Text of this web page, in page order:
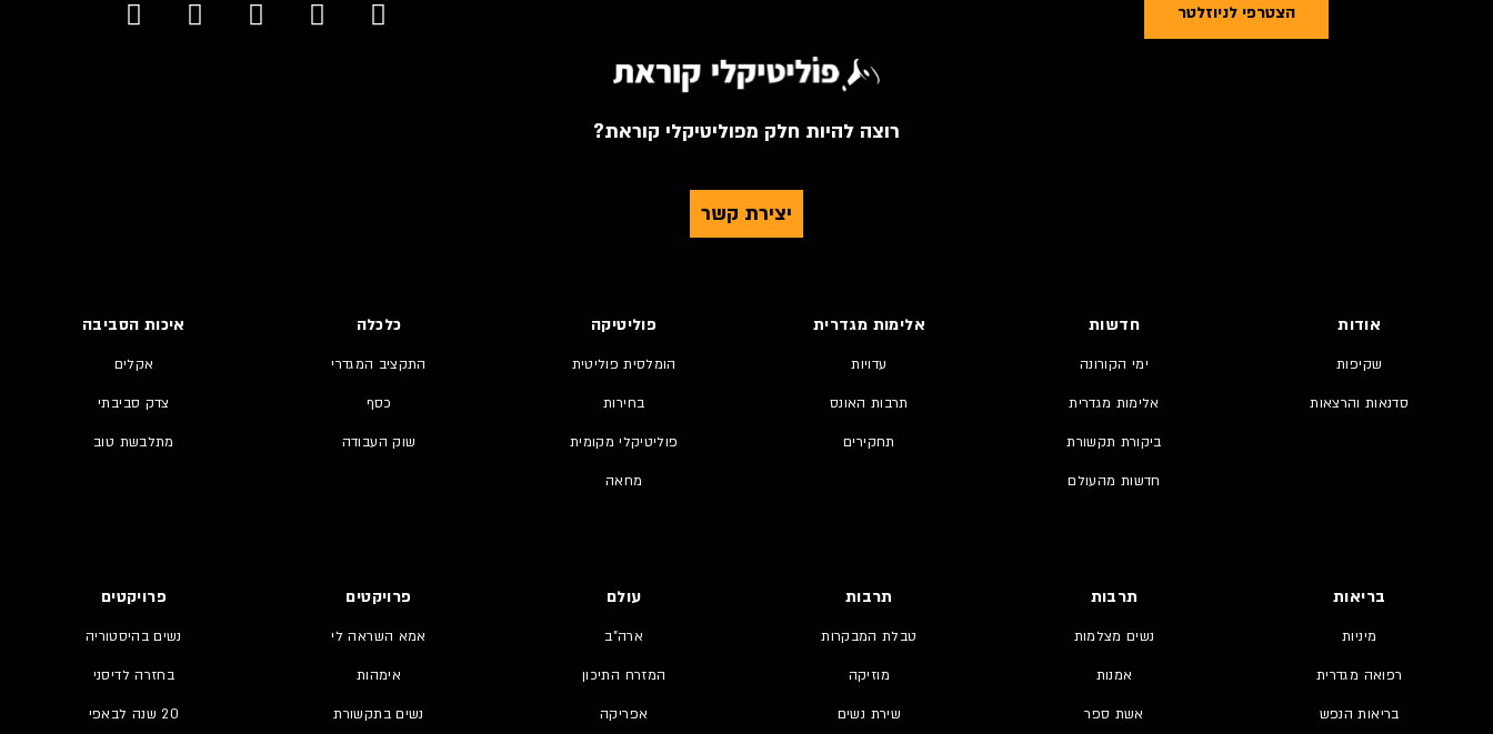
הצטרפי לניוזלטר
רוצה להיות חלק מפוליטיקלי קוראת?
יצירת קשר
אודות
שקיפות
סדנאות והרצאות
חדשות
ימי הקורונה
אלימות מגדרית
ביקורת תקשורת
חדשות מהעולם
אלימות מגדרית
עדויות
תרבות האונס
תחקירים
פוליטיקה
הומלסית פוליטית
בחירות
פוליטיקלי מקומית
מחאה
כלכלה
התקציב המגדרי
כסף
שוק העבודה
איכות הסביבה
אקלים
צדק סביבתי
מתלבשת טוב
בריאות
מיניות
רפואה מגדרית
בריאות הנפש
תרבות
נשים מצלמות
אמנות
אשת ספר
תרבות
טבלת המבקרות
מוזיקה
שירת נשים
עולם
ארה"ב
המזרח התיכון
אפריקה
פרויקטים
אמא השראה לי
אימהות
נשים בתקשורת
פרויקטים
נשים בהיסטוריה
בחזרה לדיסני
20 שנה לבאפי